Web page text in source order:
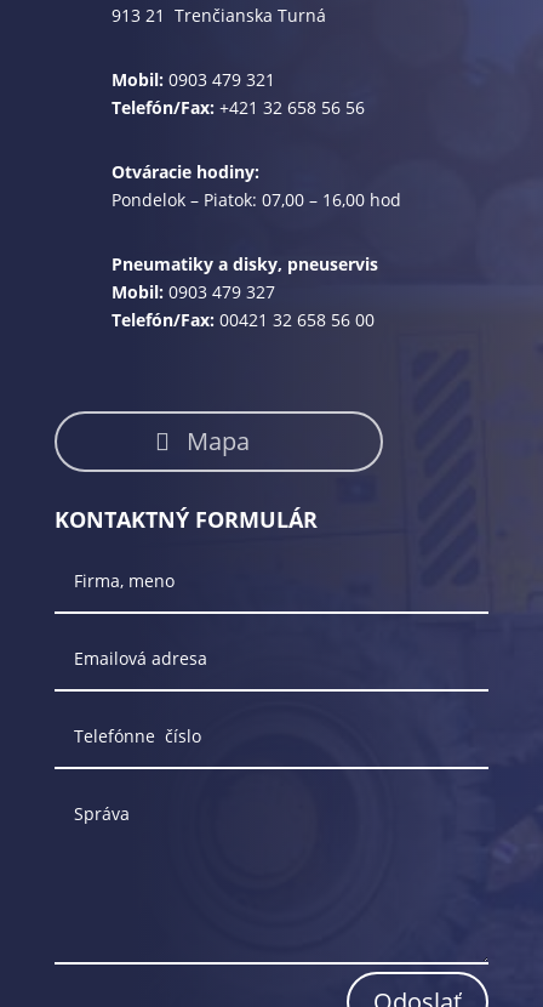
913 21 Trenčianska Turná
Mobil:0903 479 321
Telefón/Fax:+421 32 658 56 56
Otváracie hodiny:
Pondelok – Piatok: 07,00 – 16,00 hod
Pneumatiky a disky, pneuservis
Mobil:0903 479 327
Telefón/Fax:00421 32 658 56 00
Mapa
KONTAKTNÝ FORMULÁR